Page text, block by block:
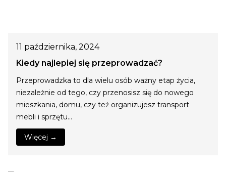
11 października, 2024
Kiedy najlepiej się przeprowadzać?
Przeprowadzka to dla wielu osób ważny etap życia,
niezależnie od tego, czy przenosisz się do nowego
mieszkania, domu, czy też organizujesz transport
mebli i sprzętu…
Więcej →